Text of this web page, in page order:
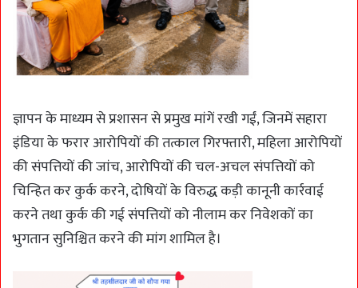
ज्ञापन के माध्यम से प्रशासन से प्रमुख मांगें रखी गईं, जिनमें सहारा
इंडिया के फरार आरोपियों की तत्काल गिरफ्तारी, महिला आरोपियों
की संपत्तियों की जांच, आरोपियों की चल-अचल संपत्तियों को
चिन्हित कर कुर्क करने, दोषियों के विरुद्ध कड़ी कानूनी कार्रवाई
करने तथा कुर्क की गई संपत्तियों को नीलाम कर निवेशकों का
भुगतान सुनिश्चित करने की मांग शामिल है।